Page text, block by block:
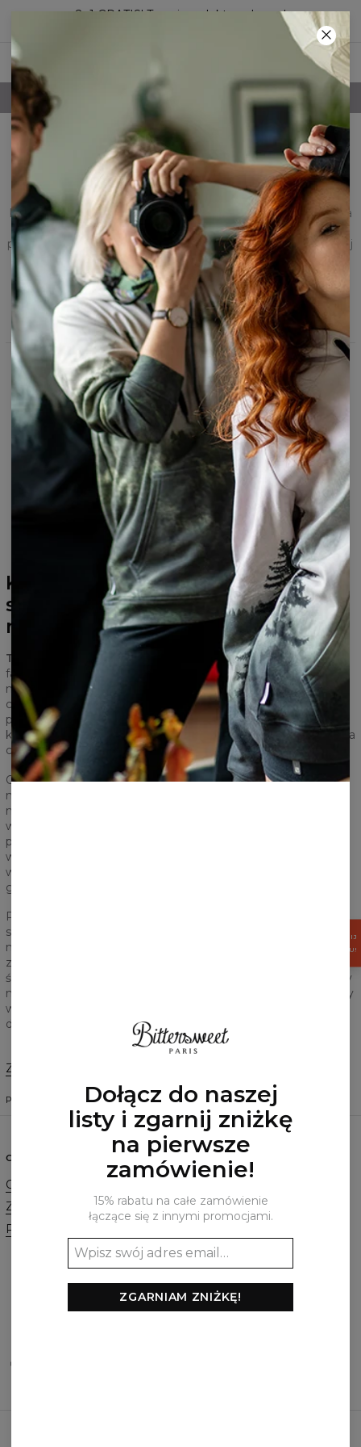
2+1 GRATIS! Trzeci produkt za darmo!
DARMOWA DOSTAWA POWYŻEJ 250 ZŁ
Koszulki przedłużane
męskie, t-shirty
Koszulki przedłużane męskie to unikalna propozycja nadająca
stylizacji świeżości. T-shirty o przedłużonym kroju doskonale
podkreślają sylwetkę i sprawiają, że każdy facet wygląda w niej
świetnie. Do tego wyjątkowy nadruk od Bittersweet Paris i
tak właśnie powstaje must-have każdego mężczyzny, który
lubi zwracać na siebie uwagę.
Filtry Polecane
Nie znaleziono produktów…
Koszulki przedłużane Męskie, T-
shirty - must have o każdej porze
roku!
T-shirty o przedłużanym kroju
z pewnością znajdą swoich
fanów. Klasyczna
koszulka z nadrukiem
została przez nas
nieco przedłużona, aby dać Ci możliwość tworzenia jeszcze
ciekawszych stylizacji. T-shirt o przedłużonym kroju będzie
pasował idealnie do koszuli flanelowej bądź zwykłej lub do
klasycznej
rozpinanej bluzy. W razie potrzeby, dodatkowe kilka
centymetrów pozwoli na to, aby ukryć mankamenty.
Ofertasklepu internetowego Bittersweet Paristo
niezmiennie szeroka gama wzorów i jakościowych
materiałów. Wiemy, że
w lecie, a wówczas potrzebujemy komfortu. Lekki i
przewiewny materiał sprawdzi się nawet w trudniejszych
warunkach pogodowych, kiedy słońce daje w kość. Dziesiątki
wzorów dla fanów sztuki, tropikalnych motywów,
galaktycznych wzorów oraz popkulturowych hitów.
Przeglądaj nasz
szkoły lub w poczekalni do fryzjera.
na topie i tutaj nie zmienia się nic od wielu lat. Warto więc
zaopatrzyć się w jeden, dwa lub trzy
śmiało, płać z góry lub przy odbiorze. My już przygotowujemy
maszyny, aby dostarczyć Ci w 100% jakościowy produkt, który
w 100% pochodzi z Polski - i z tego jesteśmy niesamowicie
dumni!
Zmień preferencje
POLSKI $ USD
O NAS
O marce
Zamówienia hurtowe
Program afiliacyjny
POMOC
Regulamin
Zamówienia i Wysyłka
FAQ
Dołącz do naszej
listy i zgarnij zniżkę
na pierwsze
zamówienie!
15% rabatu na całe zamówienie
łączące się z innymi promocjami.
ZGARNIAM ZNIŻKĘ!
ZGARNIJ
RABATU!